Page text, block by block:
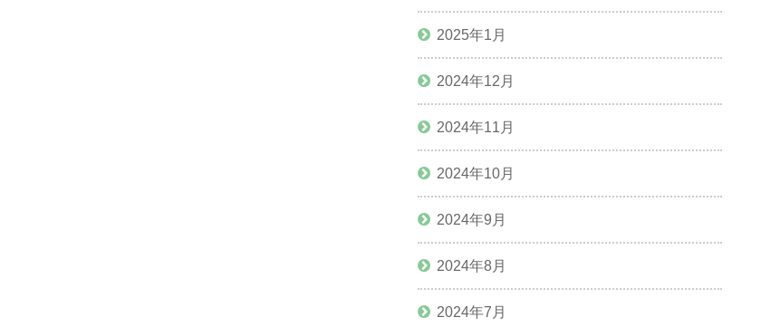
2025年1月
2024年12月
2024年11月
2024年10月
2024年9月
2024年8月
2024年7月